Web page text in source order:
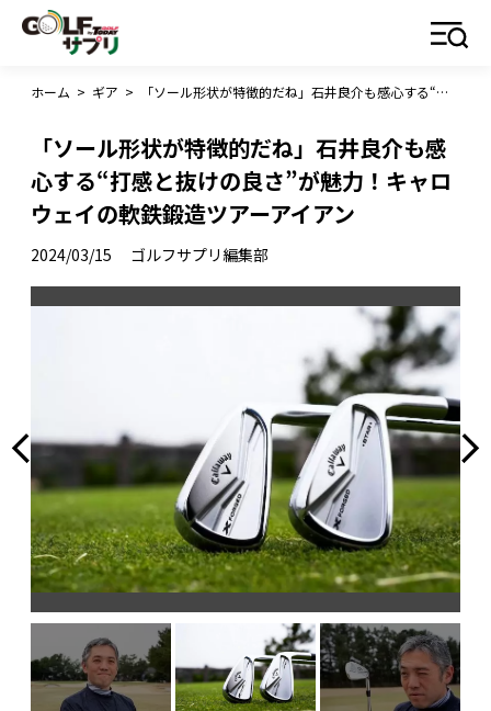
ホーム > ギア > 「ソール形状が特徴的だね」石井良介も感心する“打感と抜けの良さ”が魅力！キャロウェイの軟鉄鍛造ツアーアイアン
「ソール形状が特徴的だね」石井良介も感
心する“打感と抜けの良さ”が魅力！キャロ
ウェイの軟鉄鍛造ツアーアイアン
2024/03/15 ゴルフサプリ編集部